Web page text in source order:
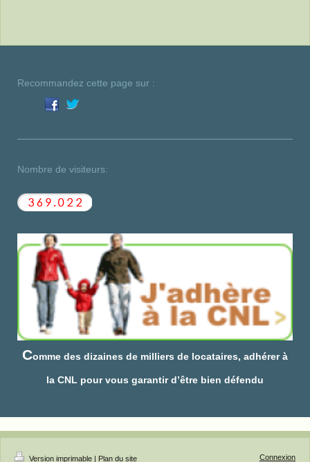
Recommandez cette page sur :
Nombre de visiteurs:
Comme des dizaines de milliers de locataires, adhérer à
la CNL pour vous garantir d’être bien défendu
Version imprimable | Plan du site Connexion